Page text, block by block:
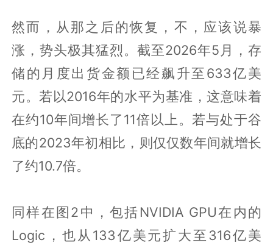
然而，从那之后的恢复，不，应该说暴
涨，势头极其猛烈。截至2026年5月，存
储的月度出货金额已经飙升至633亿美
元。若以2016年的水平为基准，这意味着
在约10年间增长了11倍以上。若与处于谷
底的2023年初相比，则仅仅数年间就增长
了约10.7倍。
同样在图2中，包括NVIDIA GPU在内的
Logic，也从133亿美元扩大至316亿美